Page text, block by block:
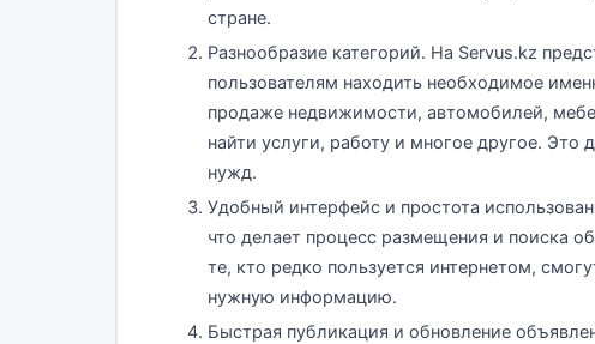
стране.
Разнообразие категорий. На Servus.kz
пользователям находить необходимое
продаже недвижимости, автомобилей,
найти услуги, работу и многое другое.
нужд.
Удобный интерфейс и простота
что делает процесс размещения и поиска
те, кто редко пользуется интернетом,
нужную информацию.
Быстрая публикация и обновление